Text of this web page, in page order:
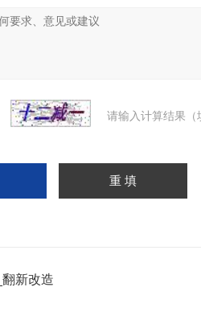
请输入计算结果（
新改造